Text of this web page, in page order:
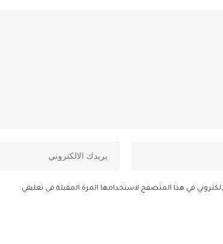
في هذا المتصفح لاستخدامها المرة المقبلة في تعليقي.